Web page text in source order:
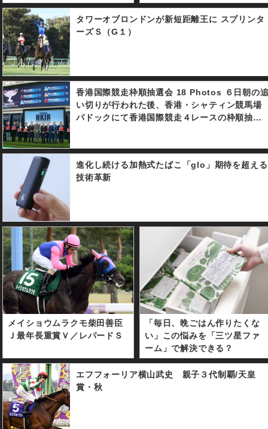
日本馬は、クロコスミアを除
く８頭が馬場入りし、オール
ウェザーコースで調整を行っ
た。
タワーオブロンドンが新短距離王に スプリンタ
ーズＳ（G１）
香港国際競走枠順抽選会 18 Photos ６日朝の
い切りが行われた後、香港・シャティン競馬場
パドックにて香港国際競走４レースの枠順抽選
イルのモズアスコットが２番枠を引き当てた。
また香港スプリントのファインニードルは大外
の１２番枠からの発走となった。
進化し続ける加熱式たばこ「glo」期待を超える
技術革新
メイショウムラクモ柴田善臣
Ｊ最年長重賞Ｖ／レパードＳ
「毎日、晩ごはん作りたくな
い」この悩みを「三ツ星ファ
ーム」で解決できる？
エフフォーリア横山武史 親子３代制覇/天皇
賞・秋